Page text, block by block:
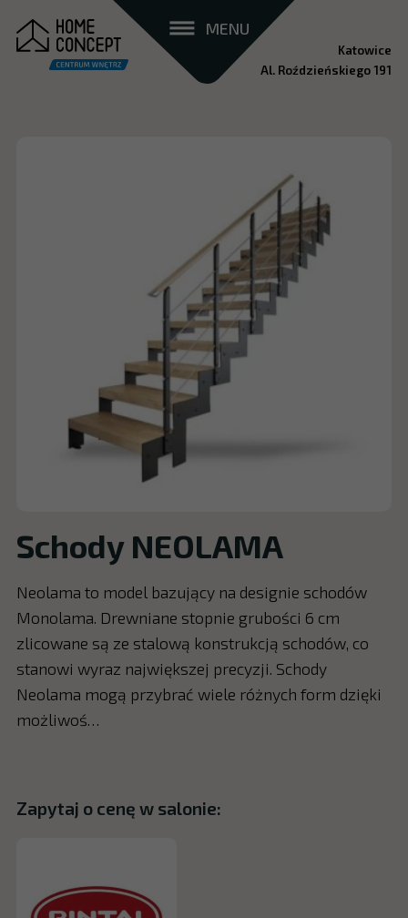
MENU
Katowice
Al. Roździeńskiego 191
Schody NEOLAMA
Neolama to model bazujący na designie schodów
Monolama. Drewniane stopnie grubości 6 cm
zlicowane są ze stalową konstrukcją schodów, co
stanowi wyraz największej precyzji. Schody
Neolama mogą przybrać wiele różnych form dzięki
możliwoś…
Zapytaj o cenę w salonie: